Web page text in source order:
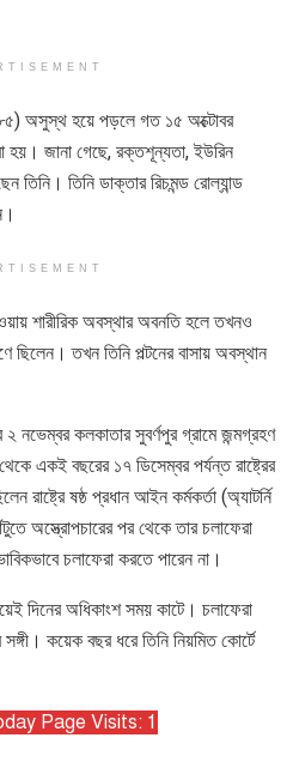
অসুস্থ হয়ে পড়লে গত ১৫ অক্টোবর
হয়। জানা গেছে, রক্তশূন্যতা, ইউরিন
তিনি। তিনি ডাক্তার রিচমন্ড রোল্যান্ড
শারীরিক অবস্থার অবনতি হলে তখনও
ছিলেন। তখন তিনি পল্টনের বাসায় অবস্থান
নভেম্বর কলকাতার সুবর্ণপুর গ্রামে জন্মগ্রহণ
একই বছরের ১৭ ডিসেম্বর পর্যন্ত রাষ্ট্রের
রাষ্ট্রে ষষ্ঠ প্রধান আইন কর্মকর্তা (অ্যাটর্নি
অস্ত্রোপচারের পর থেকে তার চলাফেরা
চলাফেরা করতে পারেন না।
দিনের অধিকাংশ সময় কাটে। চলাফেরা
কয়েক বছর ধরে তিনি নিয়মিত কোর্টে
Page Visits: 1